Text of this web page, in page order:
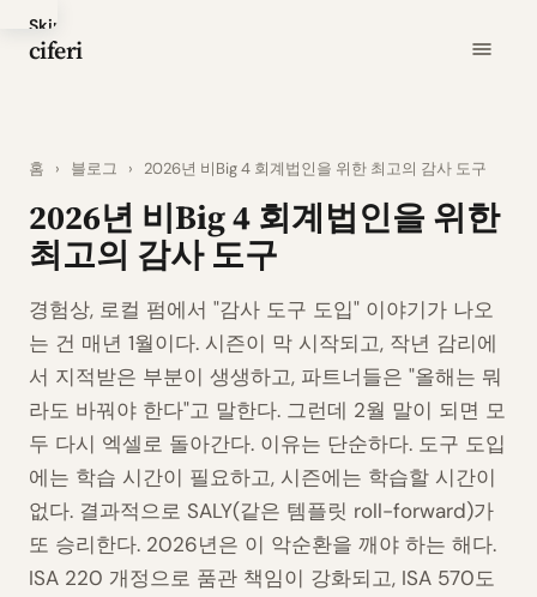
Skip
to
ciferi
홈 › 블로그 › 2026년 비Big 4 회계법인을 위한 최고의 감사 도구
2026년 비Big 4 회계법인을 위한
최고의 감사 도구
경험상, 로컬 펌에서 "감사 도구 도입" 이야기가 나오
는 건 매년 1월이다. 시즌이 막 시작되고, 작년 감리에
서 지적받은 부분이 생생하고, 파트너들은 "올해는 뭐
라도 바꿔야 한다"고 말한다. 그런데 2월 말이 되면 모
두 다시 엑셀로 돌아간다. 이유는 단순하다. 도구 도입
에는 학습 시간이 필요하고, 시즌에는 학습할 시간이
없다. 결과적으로 SALY(같은 템플릿 roll-forward)가
또 승리한다. 2026년은 이 악순환을 깨야 하는 해다.
ISA 220 개정으로 품관 책임이 강화되고, ISA 570도